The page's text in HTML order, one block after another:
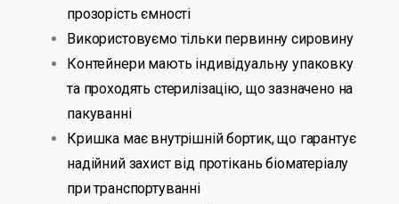
прозорість ємності
Використовуємо тільки первинну сировину
Контейнери мають індивідуальну упаковку
та проходять стерилізацію, що зазначено на
пакуванні
Кришка має внутрішній бортик, що гарантує
надійний захист від протікань біоматеріалу
при транспортуванні